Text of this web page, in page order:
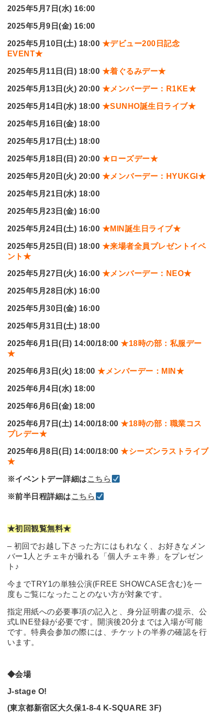
2025年5月7日(水) 16:00
2025年5月9日(金) 16:00
2025年5月10日(土) 18:00 ★デビュー200日記念
EVENT★
2025年5月11日(日) 18:00 ★着ぐるみデー★
2025年5月13日(火) 20:00 ★メンバーデー：R1KE★
2025年5月14日(水) 18:00 ★SUNHO誕生日ライブ★
2025年5月16日(金) 18:00
2025年5月17日(土) 18:00
2025年5月18日(日) 20:00 ★ローズデー★
2025年5月20日(火) 20:00 ★メンバーデー：HYUKGI★
2025年5月21日(水) 18:00
2025年5月23日(金) 16:00
2025年5月24日(土) 16:00 ★MIN誕生日ライブ★
2025年5月25日(日) 18:00 ★来場者全員プレゼントイベ
ント★
2025年5月27日(火) 16:00 ★メンバーデー：NEO★
2025年5月28日(水) 16:00
2025年5月30日(金) 16:00
2025年5月31日(土) 18:00
2025年6月1日(日) 14:00/18:00★18時の部：私服デー
★
2025年6月3日(火) 18:00★メンバーデー：MIN★
2025年6月4日(水) 18:00
2025年6月6日(金) 18:00
2025年6月7日(土) 14:00/18:00★18時の部：職業コス
プレデー★
2025年6月8日(日) 14:00/18:00★シーズンラストライブ
★
※イベントデー詳細は こちら
※前半日程詳細は こちら
★初回観覧無料★
– 初回でお越し下さった方にはもれなく、お好きなメン
バー1人とチェキが撮れる「個人チェキ券」をプレゼン
ト♪
今までTRY1の単独公演(FREE SHOWCASE含む)を一
度もご覧になったことのない方が対象です。
指定用紙への必要事項の記入と、身分証明書の提示、公
式LINE登録が必要です。開演後20分までは入場が可能
です。特典会参加の際には、チケットの半券の確認を行
います。
◆会場
J-stage O!
(東京都新宿区大久保1-8-4 K-SQUARE 3F)